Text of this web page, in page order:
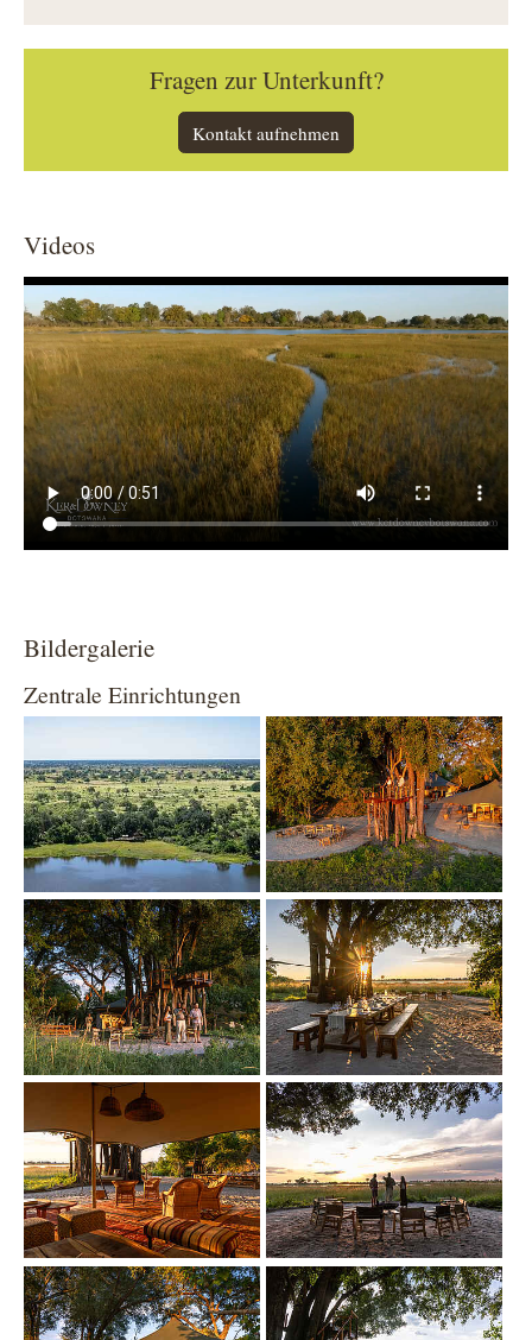
Fragen zur Unterkunft?
Kontakt aufnehmen
Videos
Bildergalerie
Zentrale Einrichtungen
Show larger version
Show larger version Show larger version
Show larger version Show larger version
Show larger version Show larger version